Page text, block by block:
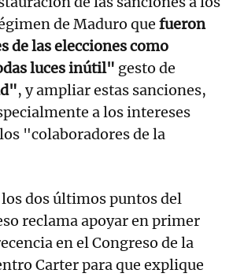
de Maduro que fueron
de las elecciones como
luces inútil" gesto de
, y ampliar estas sanciones,
a los intereses
"colaboradores de la
dos últimos puntos del
reclama apoyar en primer
en el Congreso de la
Carter para que explique